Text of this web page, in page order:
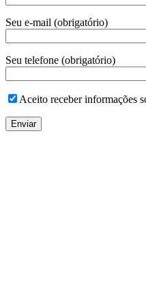
Seu e-mail (obrigatório)
Seu telefone (obrigatório)
Aceito receber informações